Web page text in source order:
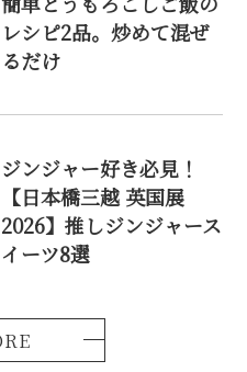
レシピ2品。炒めて混ぜ
るだけ
ジンジャー好き必見！
【日本橋三越 英国展
2026】推しジンジャース
イーツ8選